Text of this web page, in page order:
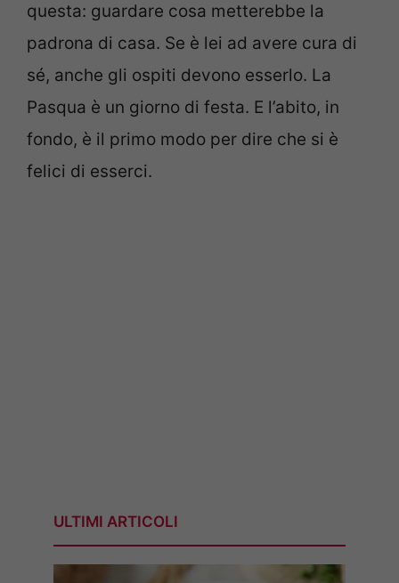
questa: guardare cosa metterebbe la
padrona di casa. Se è lei ad avere cura di
sé, anche gli ospiti devono esserlo. La
Pasqua è un giorno di festa. E l’abito, in
fondo, è il primo modo per dire che si è
felici di esserci.
ULTIMI ARTICOLI